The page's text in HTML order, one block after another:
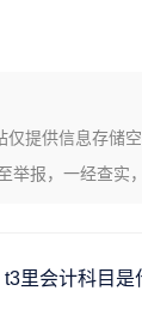
提供信息存储
报，一经查实
t3里会计科目是